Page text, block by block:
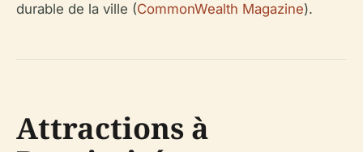
durable de la ville (CommonWealth Magazine).
Attractions à